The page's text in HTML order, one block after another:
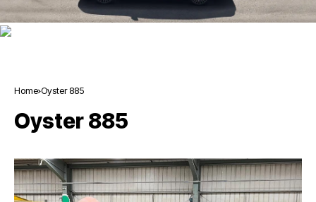
Home Oyster 885
Oyster 885